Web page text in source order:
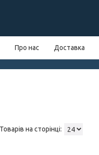
Про нас Доставка